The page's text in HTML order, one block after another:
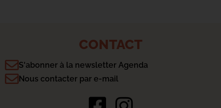
CONTACT
S'abonner à la newsletter Agenda
Nous contacter par e-mail